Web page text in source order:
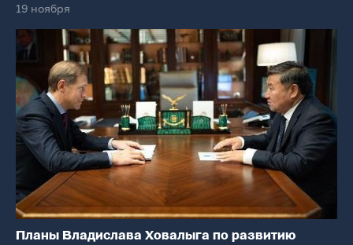
19 ноября
Планы Владислава Ховалыга по развитию